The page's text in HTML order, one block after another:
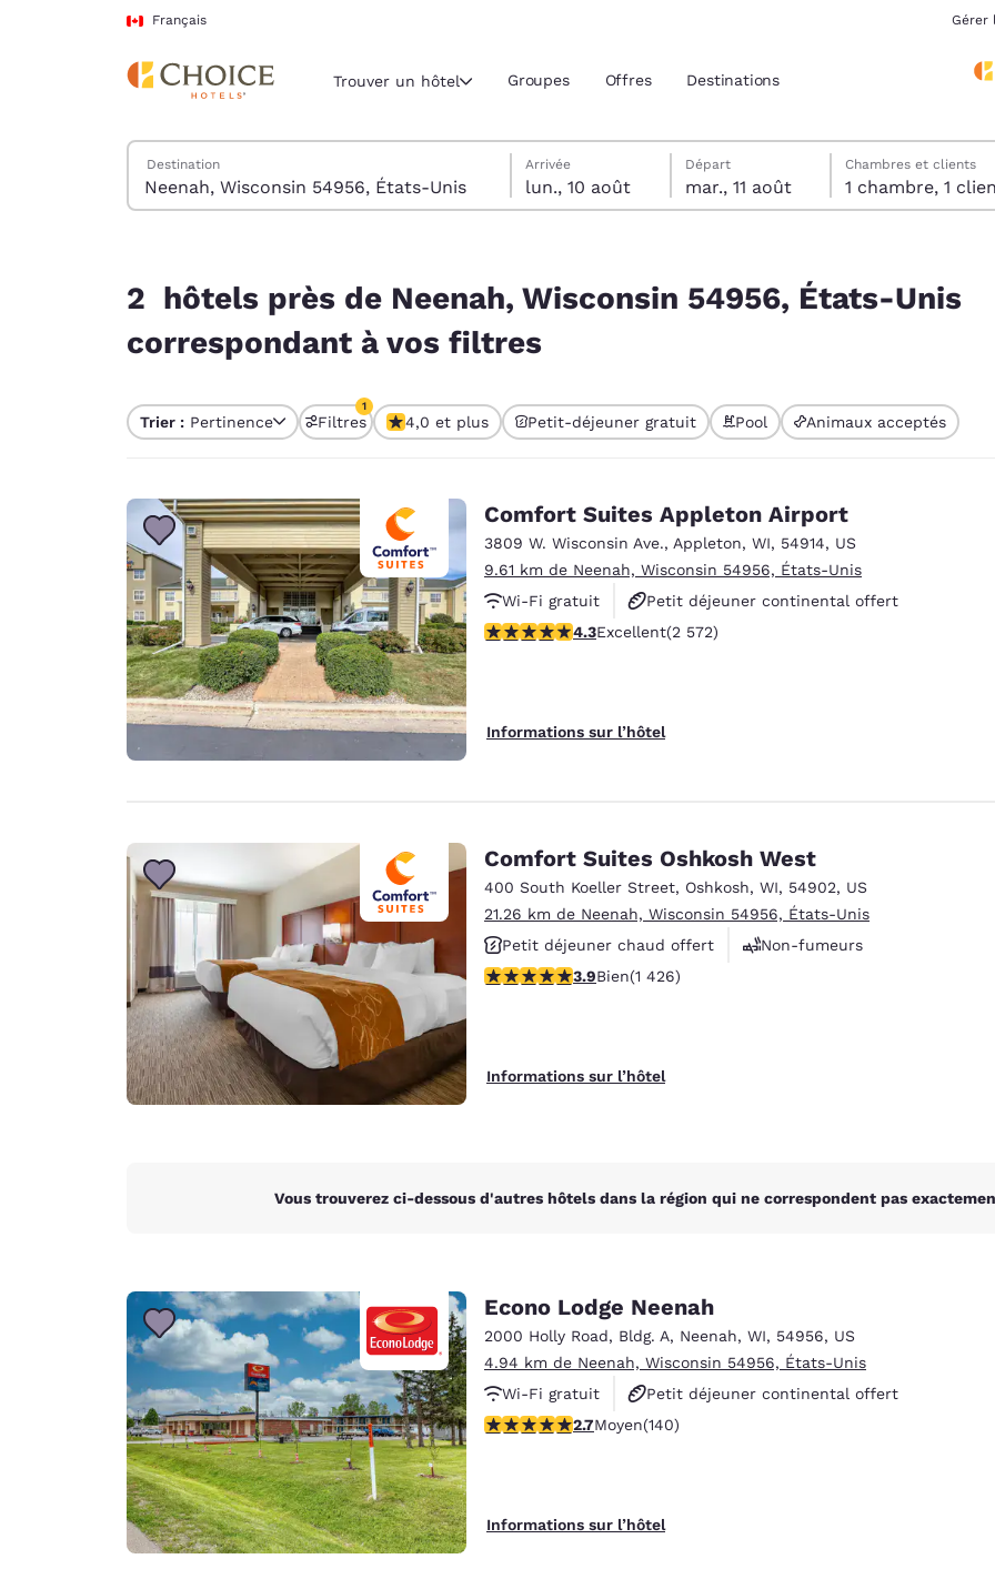
Passer à Contenu Principal
Français
Région et emplacement actuels
Amériques
United States
América Latina Latin America Canada
Canada
Español
Europe
Deutschland
Deutsch
Germany
English
Spain
English
Asie-Pacifique
Australia
English
India
English
Gérer
Trouver un hôtel Groupes Offres Destinations
Trouver des hôtels
Destination
lundi 10 août
Arrivée
lun., 10 août
mardi 11 août
Départ
mar., 11 août
Date de départ sélectionnée au mardi 11 août
Date d’arrivée sélectionnée au lundi 10 août
Chambres et clients
1 chambre, 1
2 hôtels près de Neenah, Wisconsin 54956, États-Unis
correspondant à vos filtres
Trier : Pertinence Filtres
1
1 filtre actuellement sélectionné
4,0 et plus Petit-déjeuner gratuit Pool Animaux acceptés
Comfort Suites Appleton Airport
3809 W. Wisconsin Ave., Appleton, WI, 54914, US
9.61 km de Neenah, Wisconsin 54956, États-Unis
Wi-Fi gratuit
Petit déjeuner continental offert
Petit déjeuner chaud offert
4.25 étoiles. Excellent. 2572 commentaires
4.3Excellent(2 572)
Informations sur l’hôtel
Comfort Suites Oshkosh West
400 South Koeller Street, Oshkosh, WI, 54902, US
21.26 km de Neenah, Wisconsin 54956, États-Unis
Petit déjeuner chaud offert
Non-fumeurs
Centre de conditionnement physique
3.87 étoiles. Bien. 1426 commentaires
3.9Bien(1 426)
Informations sur l’hôtel
Vous trouverez ci-dessous d'autres hôtels dans la région qui ne correspondent pas
Econo Lodge Neenah
2000 Holly Road, Bldg. A, Neenah, WI, 54956, US
4.94 km de Neenah, Wisconsin 54956, États-Unis
Wi-Fi gratuit
Petit déjeuner continental offert
Animaux acceptés
2.7 étoiles. Moyen. 140 commentaires
2.7Moyen(140)
Informations sur l’hôtel